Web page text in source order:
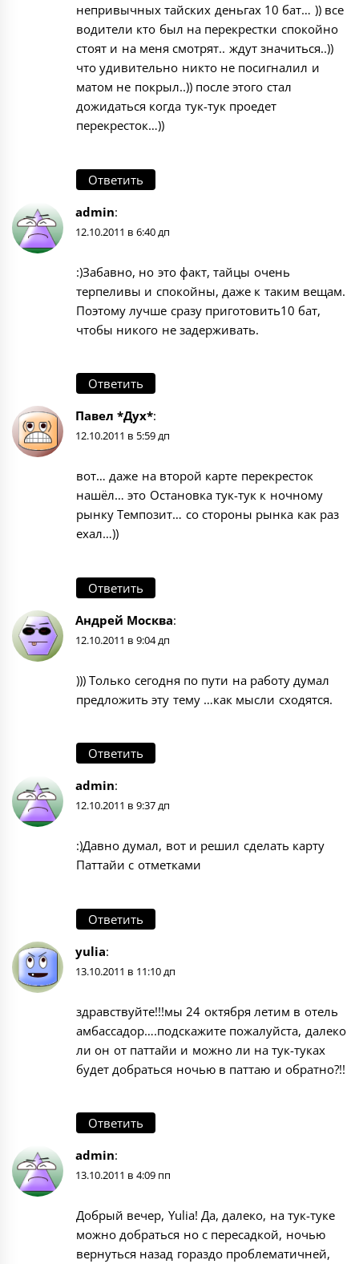
непривычных тайских деньгах 10 бат… )) все
водители кто был на перекрестки спокойно
стоят и на меня смотрят.. ждут значиться..))
что удивительно никто не посигналил и
матом не покрыл..)) после этого стал
дожидаться когда тук-тук проедет
перекресток…))
Ответить
admin:
12.10.2011 в 6:40 дп
:)Забавно, но это факт, тайцы очень
терпеливы и спокойны, даже к таким вещам.
Поэтому лучше сразу приготовить10 бат,
чтобы никого не задерживать.
Ответить
Павел *Дух*:
12.10.2011 в 5:59 дп
вот… даже на второй карте перекресток
нашёл… это Остановка тук-тук к ночному
рынку Темпозит… со стороны рынка как раз
ехал…))
Ответить
Андрей Москва:
12.10.2011 в 9:04 дп
))) Только сегодня по пути на работу думал
предложить эту тему …как мысли сходятся.
Ответить
admin:
12.10.2011 в 9:37 дп
:)Давно думал, вот и решил сделать карту
Паттайи с отметками
Ответить
yulia:
13.10.2011 в 11:10 дп
здравствуйте!!!мы 24 октября летим в отель
амбассадор….подскажите пожалуйста, далеко
ли он от паттайи и можно ли на тук-туках
будет добраться ночью в паттаю и обратно?!!
Ответить
admin:
13.10.2011 в 4:09 пп
Добрый вечер, Yulia! Да, далеко, на тук-туке
можно добраться но с пересадкой, ночью
вернуться назад гораздо проблематичней,